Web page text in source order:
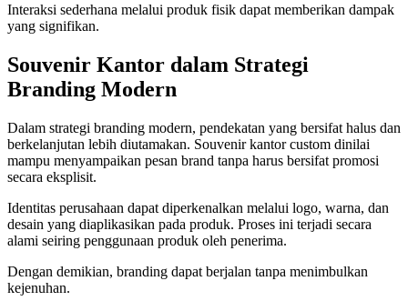
Interaksi sederhana melalui produk fisik dapat memberikan dampak
yang signifikan.
Souvenir Kantor dalam Strategi
Branding Modern
Dalam strategi branding modern, pendekatan yang bersifat halus dan
berkelanjutan lebih diutamakan. Souvenir kantor custom dinilai
mampu menyampaikan pesan brand tanpa harus bersifat promosi
secara eksplisit.
Identitas perusahaan dapat diperkenalkan melalui logo, warna, dan
desain yang diaplikasikan pada produk. Proses ini terjadi secara
alami seiring penggunaan produk oleh penerima.
Dengan demikian, branding dapat berjalan tanpa menimbulkan
kejenuhan.